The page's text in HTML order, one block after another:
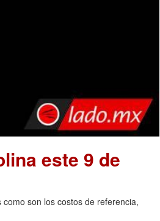
este 9 de
son los costos de referencia,